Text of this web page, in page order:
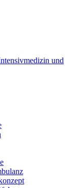
und